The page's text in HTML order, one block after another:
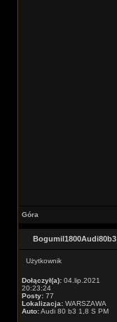
Góra
Bogumil1800Audi80b3
Użytkownik
Dołączył(a): 04.lip.2021
20:23:24
Posty: 77
Lokalizacja: WARSZAWA
Auto:Audi 80 b3 1,8 S PM